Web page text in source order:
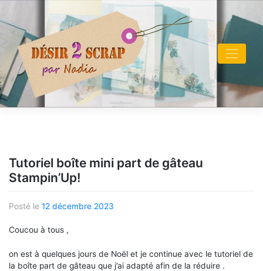
content
Tutoriel boîte mini part de gâteau
Stampin’Up!
Posté le 12 décembre 2023
Coucou à tous ,
on est à quelques jours de Noël et je continue avec le tutoriel de
la boîte part de gâteau que j’ai adapté afin de la réduire .